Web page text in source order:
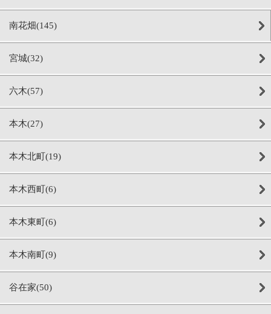
南花畑(145)
宮城(32)
六木(57)
本木(27)
本木北町(19)
本木西町(6)
本木東町(6)
本木南町(9)
谷在家(50)